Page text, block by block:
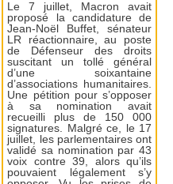
Le 7 juillet, Macron avait
proposé la candidature de
Jean-Noël Buffet, sénateur
LR réactionnaire, au poste
de Défenseur des droits
suscitant un tollé général
d’une soixantaine
d’associations humanitaires.
Une pétition pour s’opposer
à sa nomination avait
recueilli plus de 150 000
signatures. Malgré ce, le 17
juillet, les parlementaires ont
validé sa nomination par 43
voix contre 39, alors qu’ils
pouvaient légalement s’y